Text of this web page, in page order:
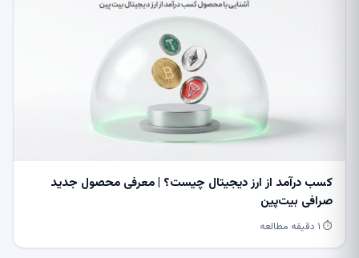
کسب درآمد از ارز دیجیتال چیست؟ | معرفی محصول جدید
صرافی بیت‌پین
⏱ ۱ دقیقه مطالعه